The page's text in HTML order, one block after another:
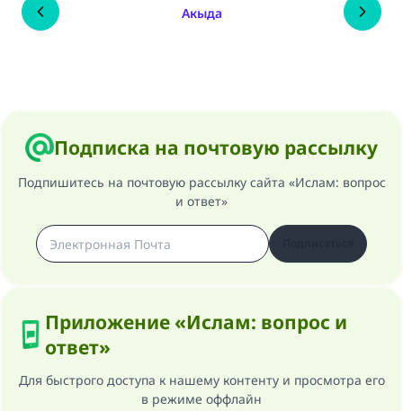
Акыда
Подписка на почтовую рассылку
Подпишитесь на почтовую рассылку сайта «Ислам: вопрос
и ответ»
Приложение «Ислам: вопрос и
ответ»
Для быстрого доступа к нашему контенту и просмотра его
в режиме оффлайн